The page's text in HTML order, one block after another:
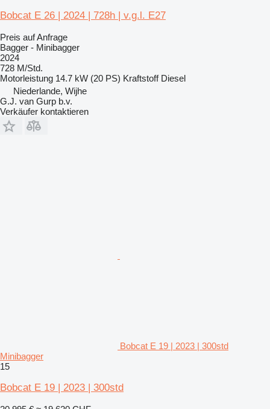
Bobcat E 26 | 2024 | 728h | v.g.l. E27
Preis auf Anfrage
Bagger - Minibagger
2024
728 M/Std.
Motorleistung 14.7 kW (20 PS) Kraftstoff Diesel
Niederlande, Wijhe
G.J. van Gurp b.v.
Verkäufer kontaktieren
Bobcat E 19 | 2023 | 300std
Minibagger
15
Bobcat E 19 | 2023 | 300std